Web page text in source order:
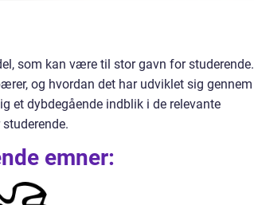
som kan være til stor gavn for studerende.
og hvordan det har udviklet sig gennem
et dybdegående indblik i de relevante
emner: